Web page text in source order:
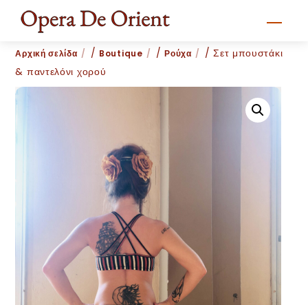
content
Αρχική σελίδα / Boutique /Ρούχα
/ Σετ μπουστάκι
& παντελόνι χορού